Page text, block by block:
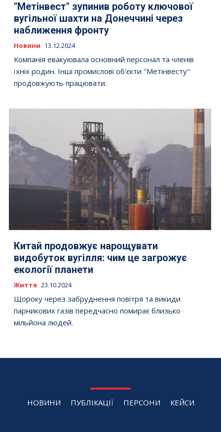
"Метінвест" зупинив роботу ключової
вугільної шахти на Донеччині через
наближення фронту
Новини 13.12.2024
Компанія евакуювала основний персонал та членів
їхніх родин. Інші промислові об'єкти "Метінвесту"
продовжують працювати.
Китай продовжує нарощувати
видобуток вугілля: чим це загрожує
екології планети
Життя 23.10.2024
Щороку через забруднення повітря та викиди
парникових газів передчасно помирає близько
мільйона людей.
НОВИНИ ПУБЛІКАЦІЇ ПЕРСОНИ КЕЙСИ